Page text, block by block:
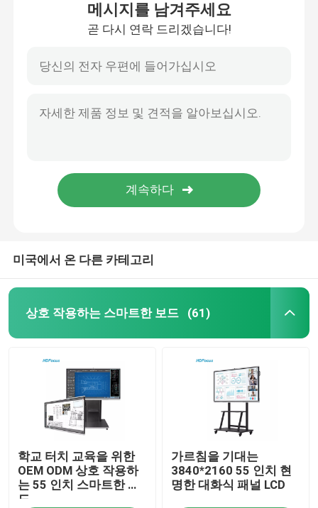
제품
회사 소개
메시지를 남겨주세요
곧 다시 연락 드리겠습니다!
미국에서 온 다른 카테고리
상호 작용하는 스마트한 보드 (61)
학교 터치 교육을 위한
OEM ODM 상호 작용하
는 55 인치 스마트한 보
드
가르침을 기대는
3840*2160 55 인치 현
명한 대화식 패널 LCD